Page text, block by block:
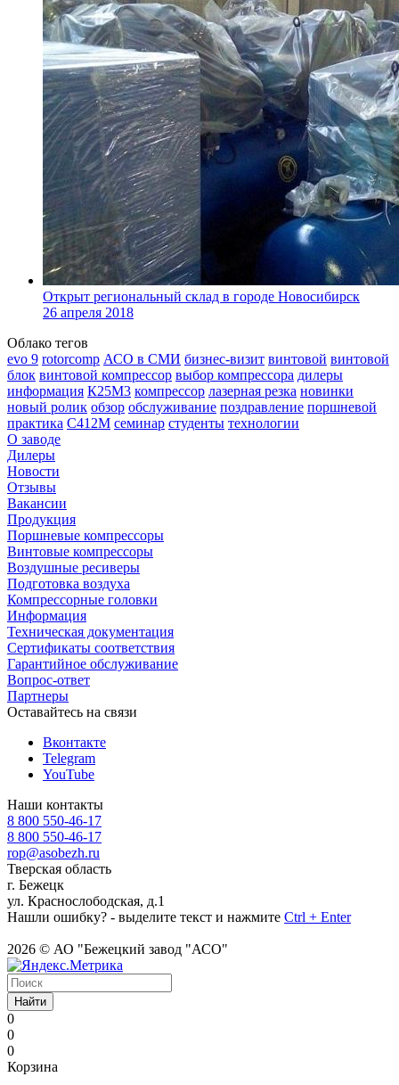
Открыт региональный склад в городе Новосибирск
26 апреля 2018
Облако тегов
evo 9 rotorcomp АСО в СМИ бизнес-визит винтовой винтовой
блок винтовой компрессор выбор компрессора дилеры
информация К25М3 компрессор лазерная резка новинки
новый ролик обзор обслуживание поздравление поршневой
практика С412М семинар студенты технологии
О заводе
Дилеры
Новости
Отзывы
Вакансии
Продукция
Поршневые компрессоры
Винтовые компрессоры
Воздушные ресиверы
Подготовка воздуха
Компрессорные головки
Информация
Техническая документация
Сертификаты соответствия
Гарантийное обслуживание
Вопрос-ответ
Партнеры
Оставайтесь на связи
Вконтакте
Telegram
YouTube
Наши контакты
8 800 550-46-17
8 800 550-46-17
rop@asobezh.ru
Тверская область
г. Бежецк
ул. Краснослободская, д.1
Нашли ошибку? - выделите текст и нажмите Ctrl + Enter
2026 © АО "Бежецкий завод "АСО"
Найти
0
0
0
Корзина